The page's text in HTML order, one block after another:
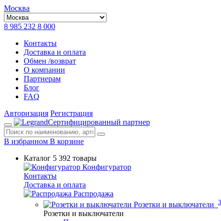
Москва
8 985 232 8 000
Контакты
Доставка и оплата
Обмен /возврат
О компании
Партнерам
Блог
FAQ
Авторизация Регистрация
Сертифицированный партнер
В избранном В корзине
Каталог 5 392 товары
Конфигуратор
Контакты
Доставка и оплата
Распродажа
Розетки и выключатели
Розетки и выключатели